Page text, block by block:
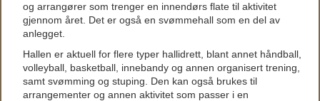
og arrangører som trenger en innendørs flate til aktivitet
gjennom året. Det er også en svømmehall som en del av
anlegget.
Hallen er aktuell for flere typer hallidrett, blant annet håndball,
volleyball, basketball, innebandy og annen organisert trening,
samt svømming og stuping. Den kan også brukes til
arrangementer og annen aktivitet som passer i en